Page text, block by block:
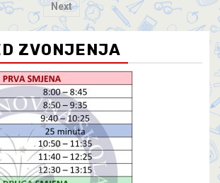
Next
ZVONJENJA